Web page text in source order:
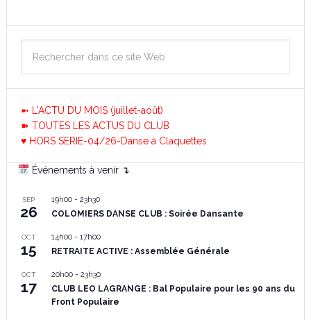
➼ L'ACTU DU MOIS (juillet-août)
➽ TOUTES LES ACTUS DU CLUB
♥ HORS SERIE-04/26-Danse à Claquettes
Événements à venir ↴
SEP
26
19h00- 23h30
COLOMIERS DANSE CLUB : Soirée Dansante
OCT
15
14h00- 17h00
RETRAITE ACTIVE : Assemblée Générale
OCT
17
20h00- 23h30
CLUB LEO LAGRANGE : Bal Populaire pour les 90 ans du
Front Populaire